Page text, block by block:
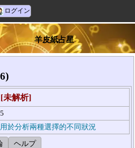
ログイン
羊皮紙占星
[未解析]
用於分析兩種選擇的不同狀況
ヘルプ